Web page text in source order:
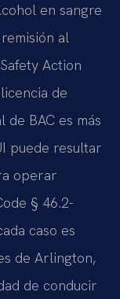
en sangre
al
Action
de
de BAC es más
puede resultar
operar
§ 46.2-
caso es
de Arlington,
de conducir